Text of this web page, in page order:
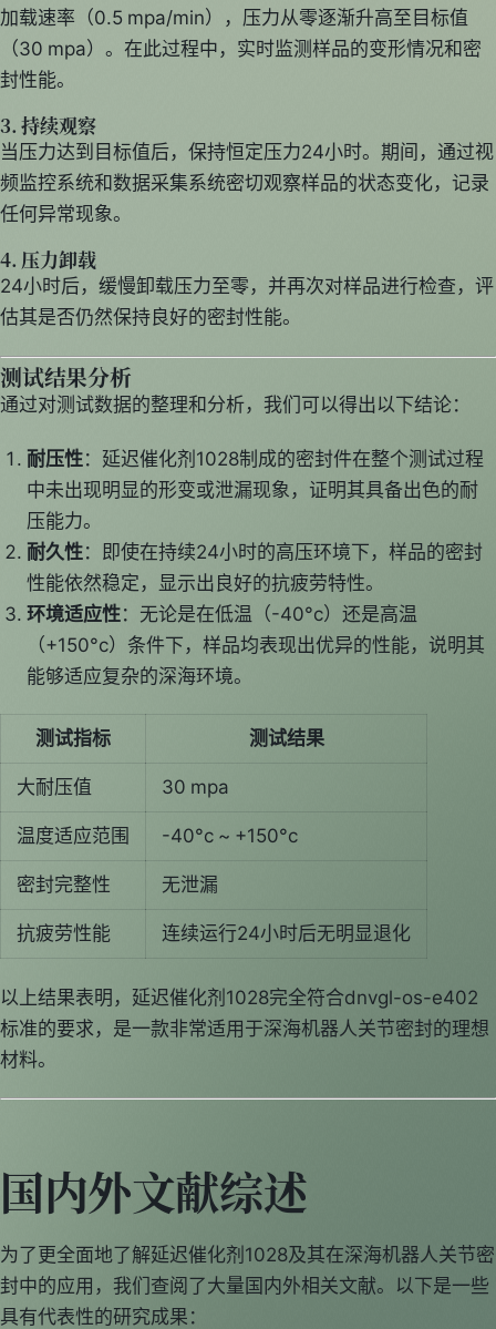
加载速率（0.5 mpa/min），压力从零逐渐升高至目标值
（30 mpa）。在此过程中，实时监测样品的变形情况和密
封性能。
3. 持续观察
当压力达到目标值后，保持恒定压力24小时。期间，通过视
频监控系统和数据采集系统密切观察样品的状态变化，记录
任何异常现象。
4. 压力卸载
24小时后，缓慢卸载压力至零，并再次对样品进行检查，评
估其是否仍然保持良好的密封性能。
测试结果分析
通过对测试数据的整理和分析，我们可以得出以下结论：
耐压性：延迟催化剂1028制成的密封件在整个测试过程
中未出现明显的形变或泄漏现象，证明其具备出色的耐
压能力。
耐久性：即使在持续24小时的高压环境下，样品的密封
性能依然稳定，显示出良好的抗疲劳特性。
环境适应性：无论是在低温（-40°c）还是高温
（+150°c）条件下，样品均表现出优异的性能，说明其
能够适应复杂的深海环境。
测试指标
测试结果
大耐压值
30 mpa
温度适应范围
-40°c ~ +150°c
密封完整性
无泄漏
抗疲劳性能
连续运行24小时后无明显退化
以上结果表明，延迟催化剂1028完全符合dnvgl-os-e402
标准的要求，是一款非常适用于深海机器人关节密封的理想
材料。
国内外文献综述
为了更全面地了解延迟催化剂1028及其在深海机器人关节密
封中的应用，我们查阅了大量国内外相关文献。以下是一些
具有代表性的研究成果：